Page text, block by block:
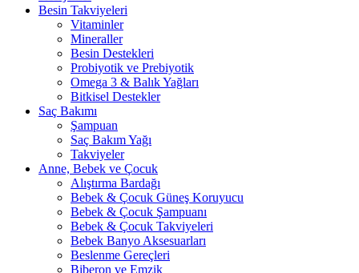
Besin Takviyeleri
Vitaminler
Mineraller
Besin Destekleri
Probiyotik ve Prebiyotik
Omega 3 & Balık Yağları
Bitkisel Destekler
Saç Bakımı
Şampuan
Saç Bakım Yağı
Takviyeler
Anne, Bebek ve Çocuk
Alıştırma Bardağı
Bebek & Çocuk Güneş Koruyucu
Bebek & Çocuk Şampuanı
Bebek & Çocuk Takviyeleri
Bebek Banyo Aksesuarları
Beslenme Gereçleri
Biberon ve Emzik